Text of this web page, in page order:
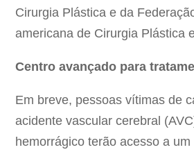
Cirurgia Plástica e da
americana de Cirurgia Plástica
Centro avançado para
Em breve, pessoas vítimas de
acidente vascular cerebral
hemorrágico terão acesso a